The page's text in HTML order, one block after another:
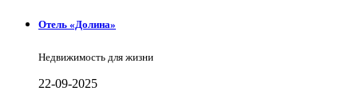
Отель «Долина»
Недвижимость для жизни
22-09-2025